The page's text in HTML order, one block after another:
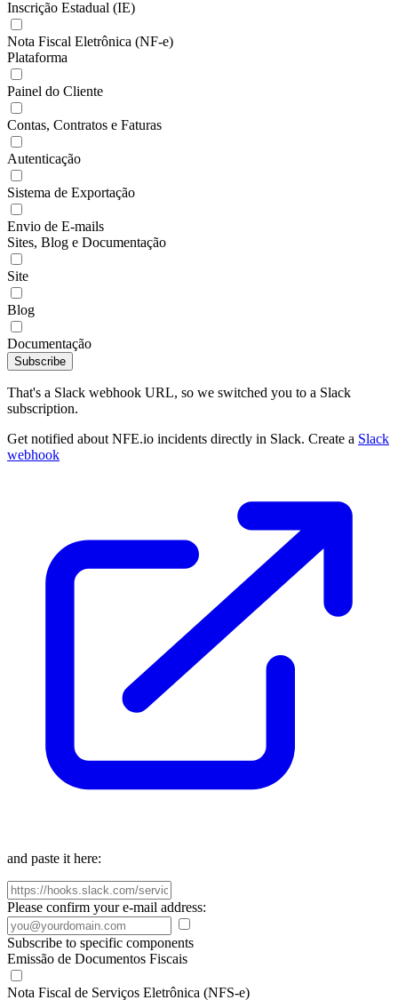
Inscrição Estadual (IE)
Nota Fiscal Eletrônica (NF-e)
Plataforma
Painel do Cliente
Contas, Contratos e Faturas
Autenticação
Sistema de Exportação
Envio de E-mails
Sites, Blog e Documentação
Site
Blog
Documentação
Subscribe
That's a Slack webhook URL, so we switched you to a Slack
subscription.
Get notified about NFE.io incidents directly in Slack. Create a Slack
webhook
and paste it here:
Please confirm your e-mail address:
Subscribe to specific components
Emissão de Documentos Fiscais
Nota Fiscal de Serviços Eletrônica (NFS-e)